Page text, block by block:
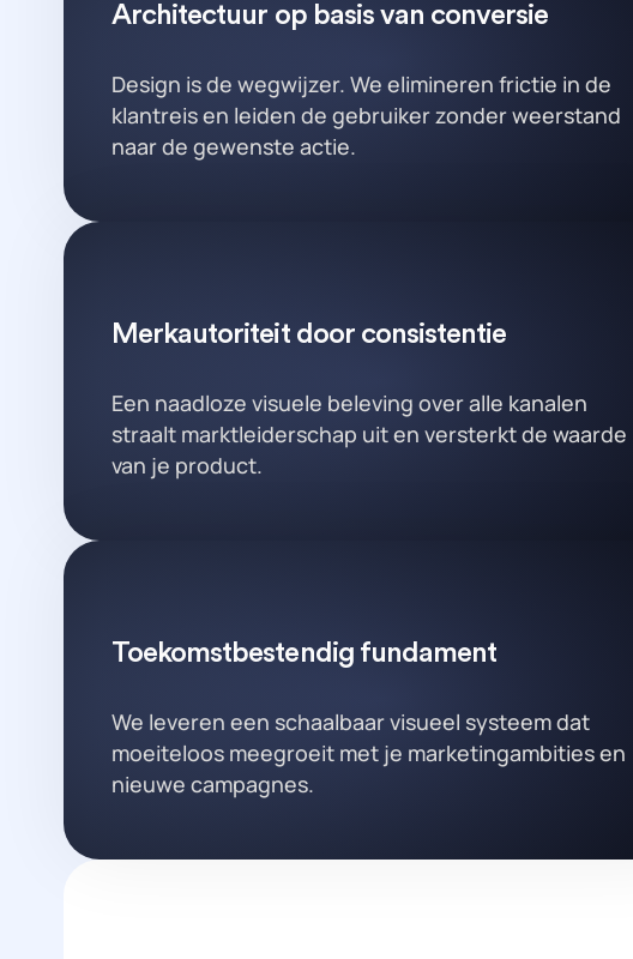
Architectuur op basis van conversie
Design is de wegwijzer. We elimineren frictie in de
klantreis en leiden de gebruiker zonder weerstand
naar de gewenste actie.
Merkautoriteit door consistentie
Een naadloze visuele beleving over alle kanalen
straalt marktleiderschap uit en versterkt de waarde
van je product.
Toekomstbestendig fundament
We leveren een schaalbaar visueel systeem dat
moeiteloos meegroeit met je marketingambities en
nieuwe campagnes.